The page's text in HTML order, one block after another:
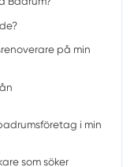
på min
i min
som söker